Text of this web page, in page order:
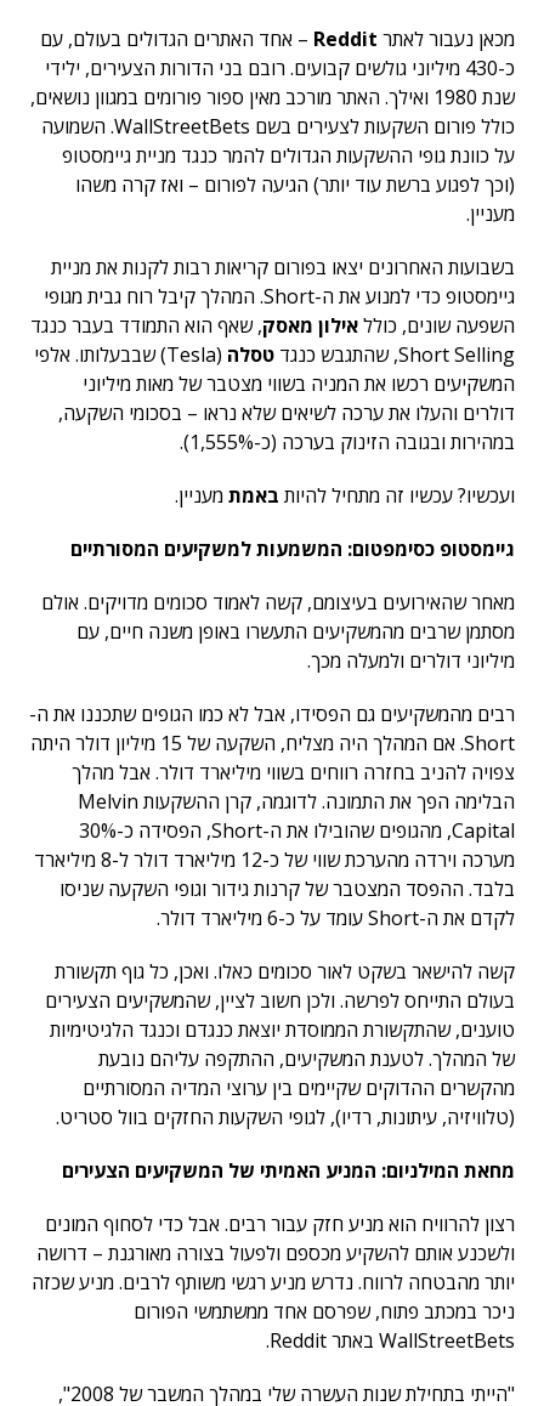
מכאן נעבור לאתר Reddit – אחד האתרים הגדולים בעולם, עם
כ-430 מיליוני גולשים קבועים. רובם בני הדורות הצעירים, ילידי
שנת 1980 ואילך. האתר מורכב מאין ספור פורומים במגוון נושאים,
כולל פורום השקעות לצעירים בשם WallStreetBets. השמועה
על כוונת גופי ההשקעות הגדולים להמר כנגד מניית גיימסטופ
(וכך לפגוע ברשת עוד יותר) הגיעה לפורום – ואז קרה משהו
מעניין.
בשבועות האחרונים יצאו בפורום קריאות רבות לקנות את מניית
גיימסטופ כדי למנוע את ה-Short. המהלך קיבל רוח גבית מגופי
השפעה שונים, כוללאילון מאסק, שאף הוא התמודד בעבר כנגד
Short Selling, שהתגבש כנגד
טסלה
(Tesla) שבבעלותו. אלפי
המשקיעים רכשו את המניה בשווי מצטבר של מאות מיליוני
דולרים והעלו את ערכה לשיאים שלא נראו – בסכומי השקעה,
במהירות ובגובה הזינוק בערכה (כ-1,555%).
ועכשיו? עכשיו זה מתחיל להיות באמת מעניין.
גיימסטופ כסימפטום: המשמעות למשקיעים המסורתיים
מאחר שהאירועים בעיצומם, קשה לאמוד סכומים מדויקים. אולם
מסתמן שרבים מהמשקיעים התעשרו באופן משנה חיים, עם
מיליוני דולרים ולמעלה מכך.
רבים מהמשקיעים גם הפסידו, אבל לא כמו הגופים שתכננו את ה-
Short. אם המהלך היה מצליח, השקעה של 15 מיליון דולר היתה
צפויה להניב בחזרה רווחים בשווי מיליארד דולר. אבל מהלך
הבלימה הפך את התמונה. לדוגמה, קרן ההשקעות Melvin
Capital, מהגופים שהובילו את ה-Short, הפסידה כ-30%
מערכה וירדה מהערכת שווי של כ-12 מיליארד דולר ל-8 מיליארד
בלבד. ההפסד המצטבר של קרנות גידור וגופי השקעה שניסו
לקדם את ה-Short עומד על כ-6 מיליארד דולר.
קשה להישאר בשקט לאור סכומים כאלו. ואכן, כל גוף תקשורת
בעולם התייחס לפרשה. ולכן חשוב לציין, שהמשקיעים הצעירים
טוענים, שהתקשורת הממוסדת יוצאת כנגדם וכנגד הלגיטימיות
של המהלך. לטענת המשקיעים, ההתקפה עליהם נובעת
מהקשרים ההדוקים שקיימים בין ערוצי המדיה המסורתיים
(טלוויזיה, עיתונות, רדיו), לגופי השקעות החזקים בוול סטריט.
מחאת המילניום: המניע האמיתי של המשקיעים הצעירים
רצון להרוויח הוא מניע חזק עבור רבים. אבל כדי לסחוף המונים
ולשכנע אותם להשקיע מכספם ולפעול בצורה מאורגנת – דרושה
יותר מהבטחה לרווח. נדרש מניע רגשי משותף לרבים. מניע שכזה
ניכר במכתב פתוח, שפרסם אחד ממשתמשי הפורום
WallStreetBets באתר Reddit.
"הייתי בתחילת שנות העשרה שלי במהלך המשבר של 2008",